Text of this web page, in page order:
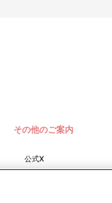
その他のご案内
公式X